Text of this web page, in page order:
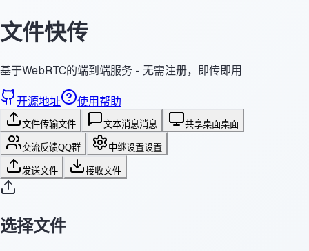
文件快传
基于WebRTC的端到端服务 - 无需注册，即传即用
开源地址 使用帮助
文件传输文件 文本消息消息 共享桌面桌面
交流反馈QQ群 中继设置设置
发送文件 接收文件
选择文件